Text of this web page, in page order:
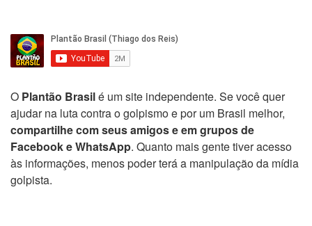
O Plantão Brasilé um site independente. Se você quer
ajudar na luta contra o golpismo e por um Brasil melhor,
compartilhe com seus amigos e em grupos de
Facebook e WhatsApp. Quanto mais gente tiver acesso
às informações, menos poder terá a manipulação da mídia
golpista.